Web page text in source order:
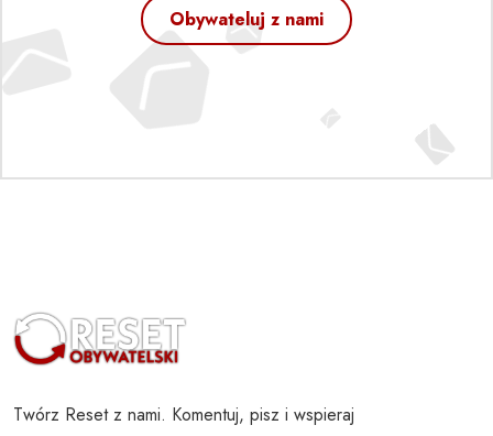
Obywateluj z nami
Twórz Reset z nami. Komentuj, pisz i wspieraj